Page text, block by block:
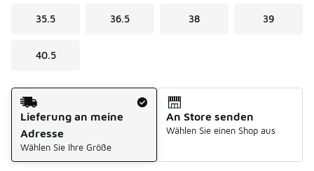
35.5 36.5 38 39
40.5
Versandart
Lieferung an meine
Adresse
Wählen Sie Ihre Größe
An Store senden
Wählen Sie einen Shop aus